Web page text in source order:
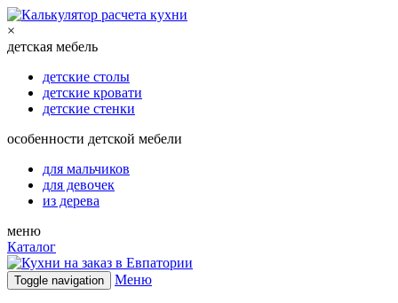
×
детская мебель
детские столы
детские кровати
детские стенки
особенности детской мебели
для мальчиков
для девочек
из дерева
меню
Каталог
Toggle navigation Меню